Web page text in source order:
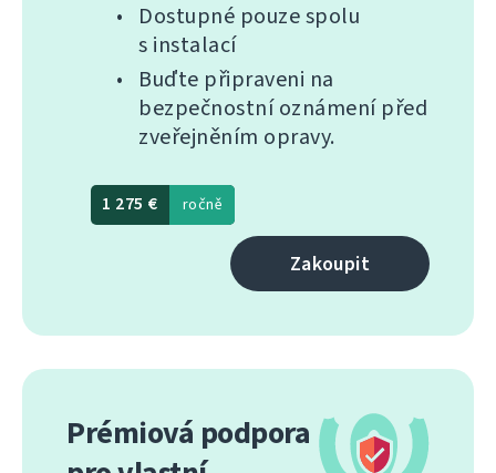
Dostupné pouze spolu
s instalací
Buďte připraveni na
bezpečnostní oznámení před
zveřejněním opravy.
1 275 € ročně
Zakoupit
Prémiová podpora